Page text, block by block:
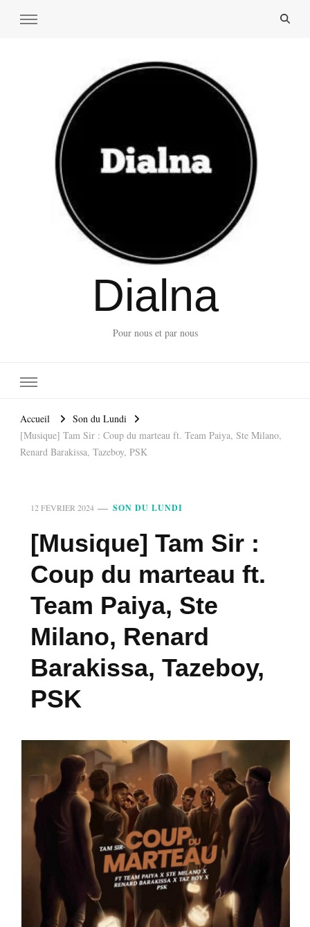
Dialna
Pour nous et par nous
Accueil
Son du Lundi
[Musique] Tam Sir : Coup du marteau ft. Team Paiya, Ste Milano,
Renard Barakissa, Tazeboy, PSK
12 FÉVRIER 2024 SON DU LUNDI
[Musique] Tam Sir :
Coup du marteau ft.
Team Paiya, Ste
Milano, Renard
Barakissa, Tazeboy,
PSK